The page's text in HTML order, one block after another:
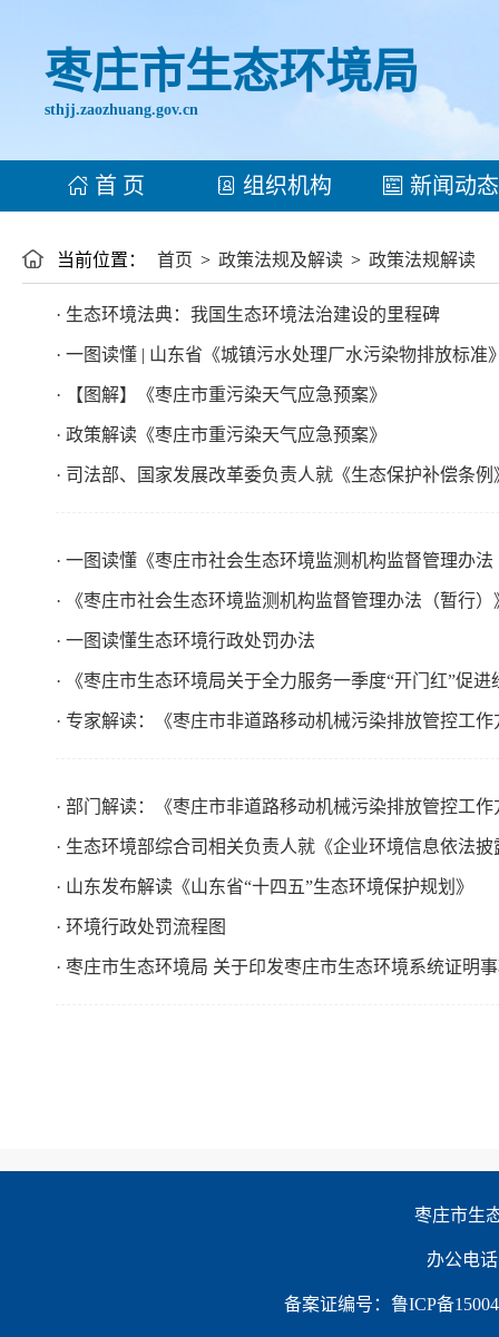
枣庄市生态环境局
sthjj.zaozhuang.gov.cn
首 页 组织机构 新闻动态
当前位置： 首页 > 政策法规及解读 > 政策法规解读
· 生态环境法典：我国生态环境法治建设的里程碑
· 一图读懂 | 山东省《城镇污水处理厂水污染物排放标准
· 【图解】《枣庄市重污染天气应急预案》
· 政策解读《枣庄市重污染天气应急预案》
· 司法部、国家发展改革委负责人就《生态保护补偿条
· 一图读懂《枣庄市社会生态环境监测机构监督管理办
· 《枣庄市社会生态环境监测机构监督管理办法（暂行
· 一图读懂生态环境行政处罚办法
· 《枣庄市生态环境局关于全力服务一季度“开门红”促
· 专家解读：《枣庄市非道路移动机械污染排放管控工作
· 部门解读：《枣庄市非道路移动机械污染排放管控工作
· 生态环境部综合司相关负责人就《企业环境信息依法
· 山东发布解读《山东省“十四五”生态环境保护规划》
· 环境行政处罚流程图
· 枣庄市生态环境局 关于印发枣庄市生态环境系统证明
枣庄市生
办公电
备案证编号：鲁ICP备